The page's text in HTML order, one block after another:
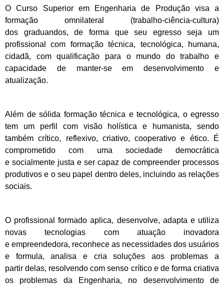
O Curso Superior em Engenharia de Produção visa a
formação omnilateral (trabalho-ciência-cultura)
dos graduandos, de forma que seu egresso seja um
profissional com formação técnica, tecnológica, humana,
cidadã, com qualificação para o mundo do trabalho e
capacidade de manter-se em desenvolvimento e
atualização.
Além de sólida formação técnica e tecnológica, o egresso
tem um perfil com visão holística e humanista, sendo
também crítico, reflexivo, criativo, cooperativo e ético. É
comprometido com uma sociedade democrática
e socialmente justa e ser capaz de compreender processos
produtivos e o seu papel dentro deles, incluindo as relações
sociais.
O profissional formado aplica, desenvolve, adapta e utiliza
novas tecnologias com atuação inovadora
e empreendedora, reconhece as necessidades dos usuários
e formula, analisa e cria soluções aos problemas a
partirdelas, resolvendo com senso crítico e de forma criativa
os problemas da Engenharia, no desenvolvimento de